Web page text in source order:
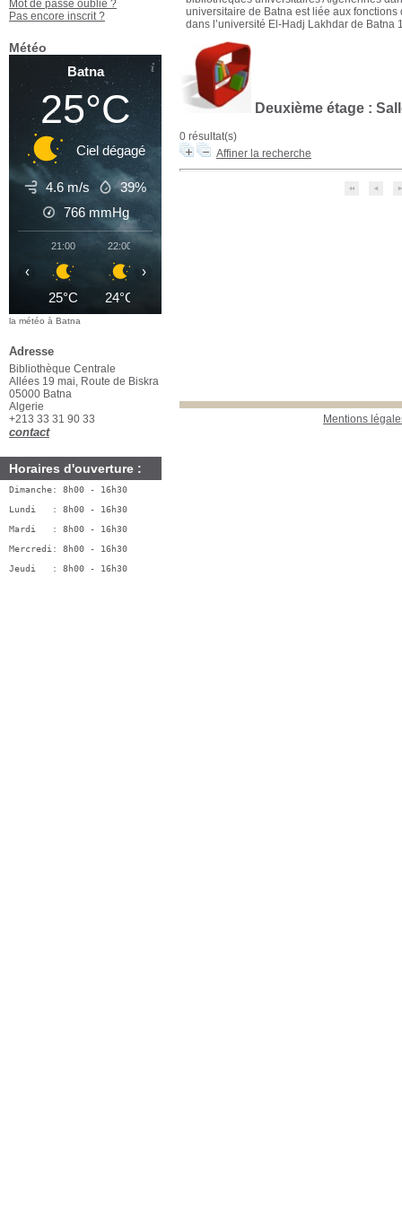
universitaire de Batna est liée aux
dans l’université El-Hadj Lakhdar de Batna
Deuxième étage :
0 résultat(s)
Affiner la recherche
Mentions
Mot de passe oublié ?
Pas encore inscrit ?
Météo
Batna
25°C
Ciel dégagé
4.6 m/s
39%
766 mmHg
21:00
25°C
22:00
24°C
‹ ›
la météo à Batna
Adresse
Bibliothèque Centrale
Allées 19 mai, Route de Biskra
05000 Batna
Algerie
+213 33 31 90 33
contact
Horaires d'ouverture :
Dimanche: 8h00 - 16h30
Lundi   : 8h00 - 16h30
Mardi   : 8h00 - 16h30
Mercredi: 8h00 - 16h30
Jeudi   : 8h00 - 16h30